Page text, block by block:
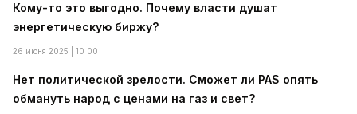
Кому-то это выгодно. Почему власти душат
энергетическую биржу?
26 июня 2025 | 10:00
Нет политической зрелости. Сможет ли PAS опять
обмануть народ с ценами на газ и свет?